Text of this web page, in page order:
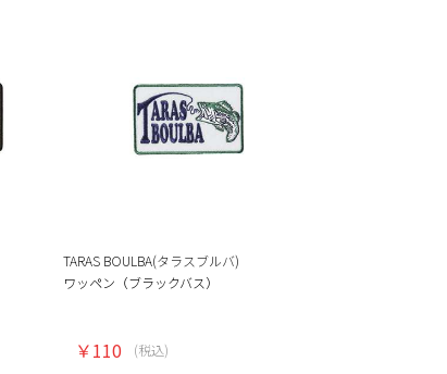
TARAS BOULBA(タラスブルバ)
ワッペン（ブラックバス）
￥110 (税込)